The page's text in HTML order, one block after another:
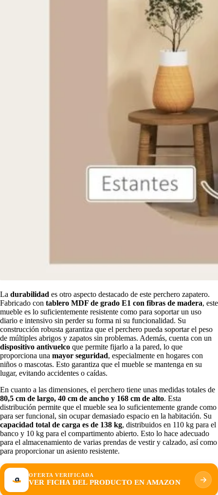
La durabilidad es otro aspecto destacado de este perchero zapatero.
Fabricado con tablero MDF de grado E1 con fibras de madera, este
mueble es lo suficientemente resistente como para soportar un uso
diario e intensivo sin perder su forma ni su funcionalidad. Su
construcción robusta garantiza que el perchero pueda soportar el peso
de múltiples abrigos y zapatos sin problemas. Además, cuenta con un
dispositivo antivuelco que permite fijarlo a la pared, lo que
proporciona una mayor seguridad, especialmente en hogares con
niños o mascotas. Esto garantiza que el mueble se mantenga en su
lugar, evitando accidentes o caídas.
En cuanto a las dimensiones, el perchero tiene unas medidas totales de
80,5 cm de largo, 40 cm de ancho y 168 cm de alto. Esta
distribución permite que el mueble sea lo suficientemente grande como
para ser funcional, sin ocupar demasiado espacio en la habitación. Su
capacidad total de carga es de 138 kg, distribuidos en 110 kg para el
banco y 10 kg para el compartimento abierto. Esto lo hace adecuado
para el almacenamiento de varias prendas de vestir y calzado, así como
para proporcionar un asiento resistente.
OFERTA VERIFICADA
VER FICHA DEL PRODUCTO EN AMAZON